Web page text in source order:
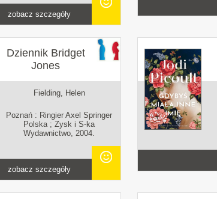
zobacz szczegóły
Dziennik Bridget
Jones
Fielding, Helen
Poznań : Ringier Axel Springer
Polska ; Zysk i S-ka
Wydawnictwo, 2004.
zobacz szczegóły